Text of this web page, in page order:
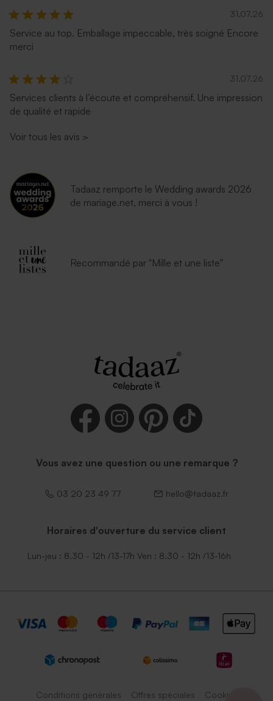
31.07.26
Service au top. Emballage impeccable, très soigné Encore
merci
31.07.26
Services clients à l’écoute et compréhensif. Une impression
de qualité et rapide
Voir tous les avis >
Tadaaz remporte le Wedding awards 2026
de mariage.net, merci à vous !
Recommandé par "Mille et une liste"
Vous avez une question ou une remarque ?
03 20 23 49 77 hello@tadaaz.fr
Horaires d'ouverture du service client
Lun-jeu : 8.30 - 12h /13-17h Ven : 8.30 - 12h /13-16h
Conditions générales Offres spéciales Cookies